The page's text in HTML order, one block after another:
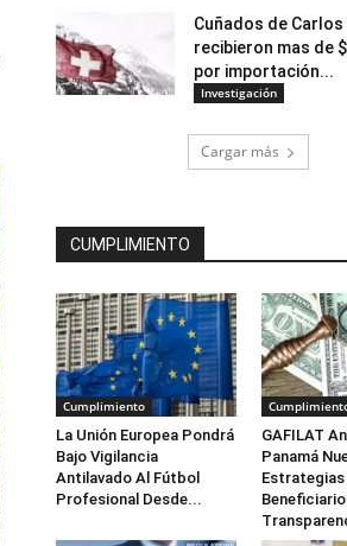
Cuñados de
recibieron mas de
por importación...
Investigación
Cargar más
CUMPLIMIENTO
Cumplimiento
La Unión Europea Pondrá
Bajo Vigilancia
Antilavado Al Fútbol
Profesional Desde...
GAFILAT
Panamá
Beneficiario